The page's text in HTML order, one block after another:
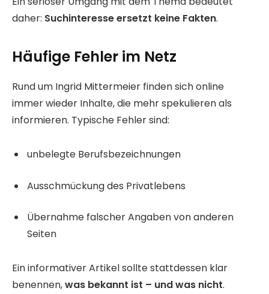
daher: Suchinteresse ersetzt keine Fakten.
Häufige Fehler im Netz
Rund um Ingrid Mittermeier finden sich online
immer wieder Inhalte, die mehr spekulieren als
informieren. Typische Fehler sind:
unbelegte Berufsbezeichnungen
Ausschmückung des Privatlebens
Übernahme falscher Angaben von anderen
Seiten
Ein informativer Artikel sollte stattdessen klar
benennen,was bekannt ist – und was nicht.